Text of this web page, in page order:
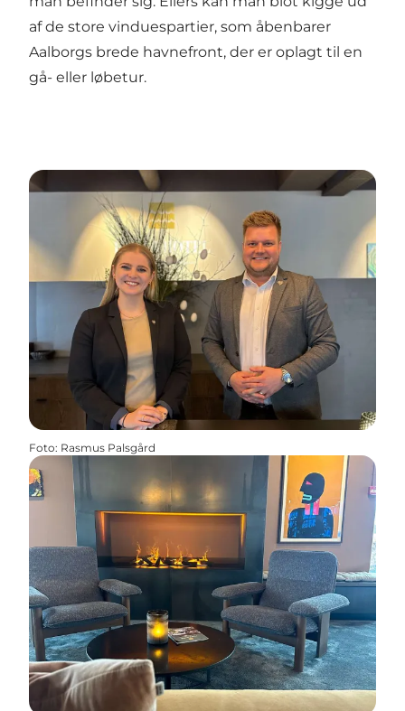
af de store vinduespartier, som åbenbarer
Aalborgs brede havnefront, der er oplagt til en
gå- eller løbetur.
Foto: Rasmus Palsgård